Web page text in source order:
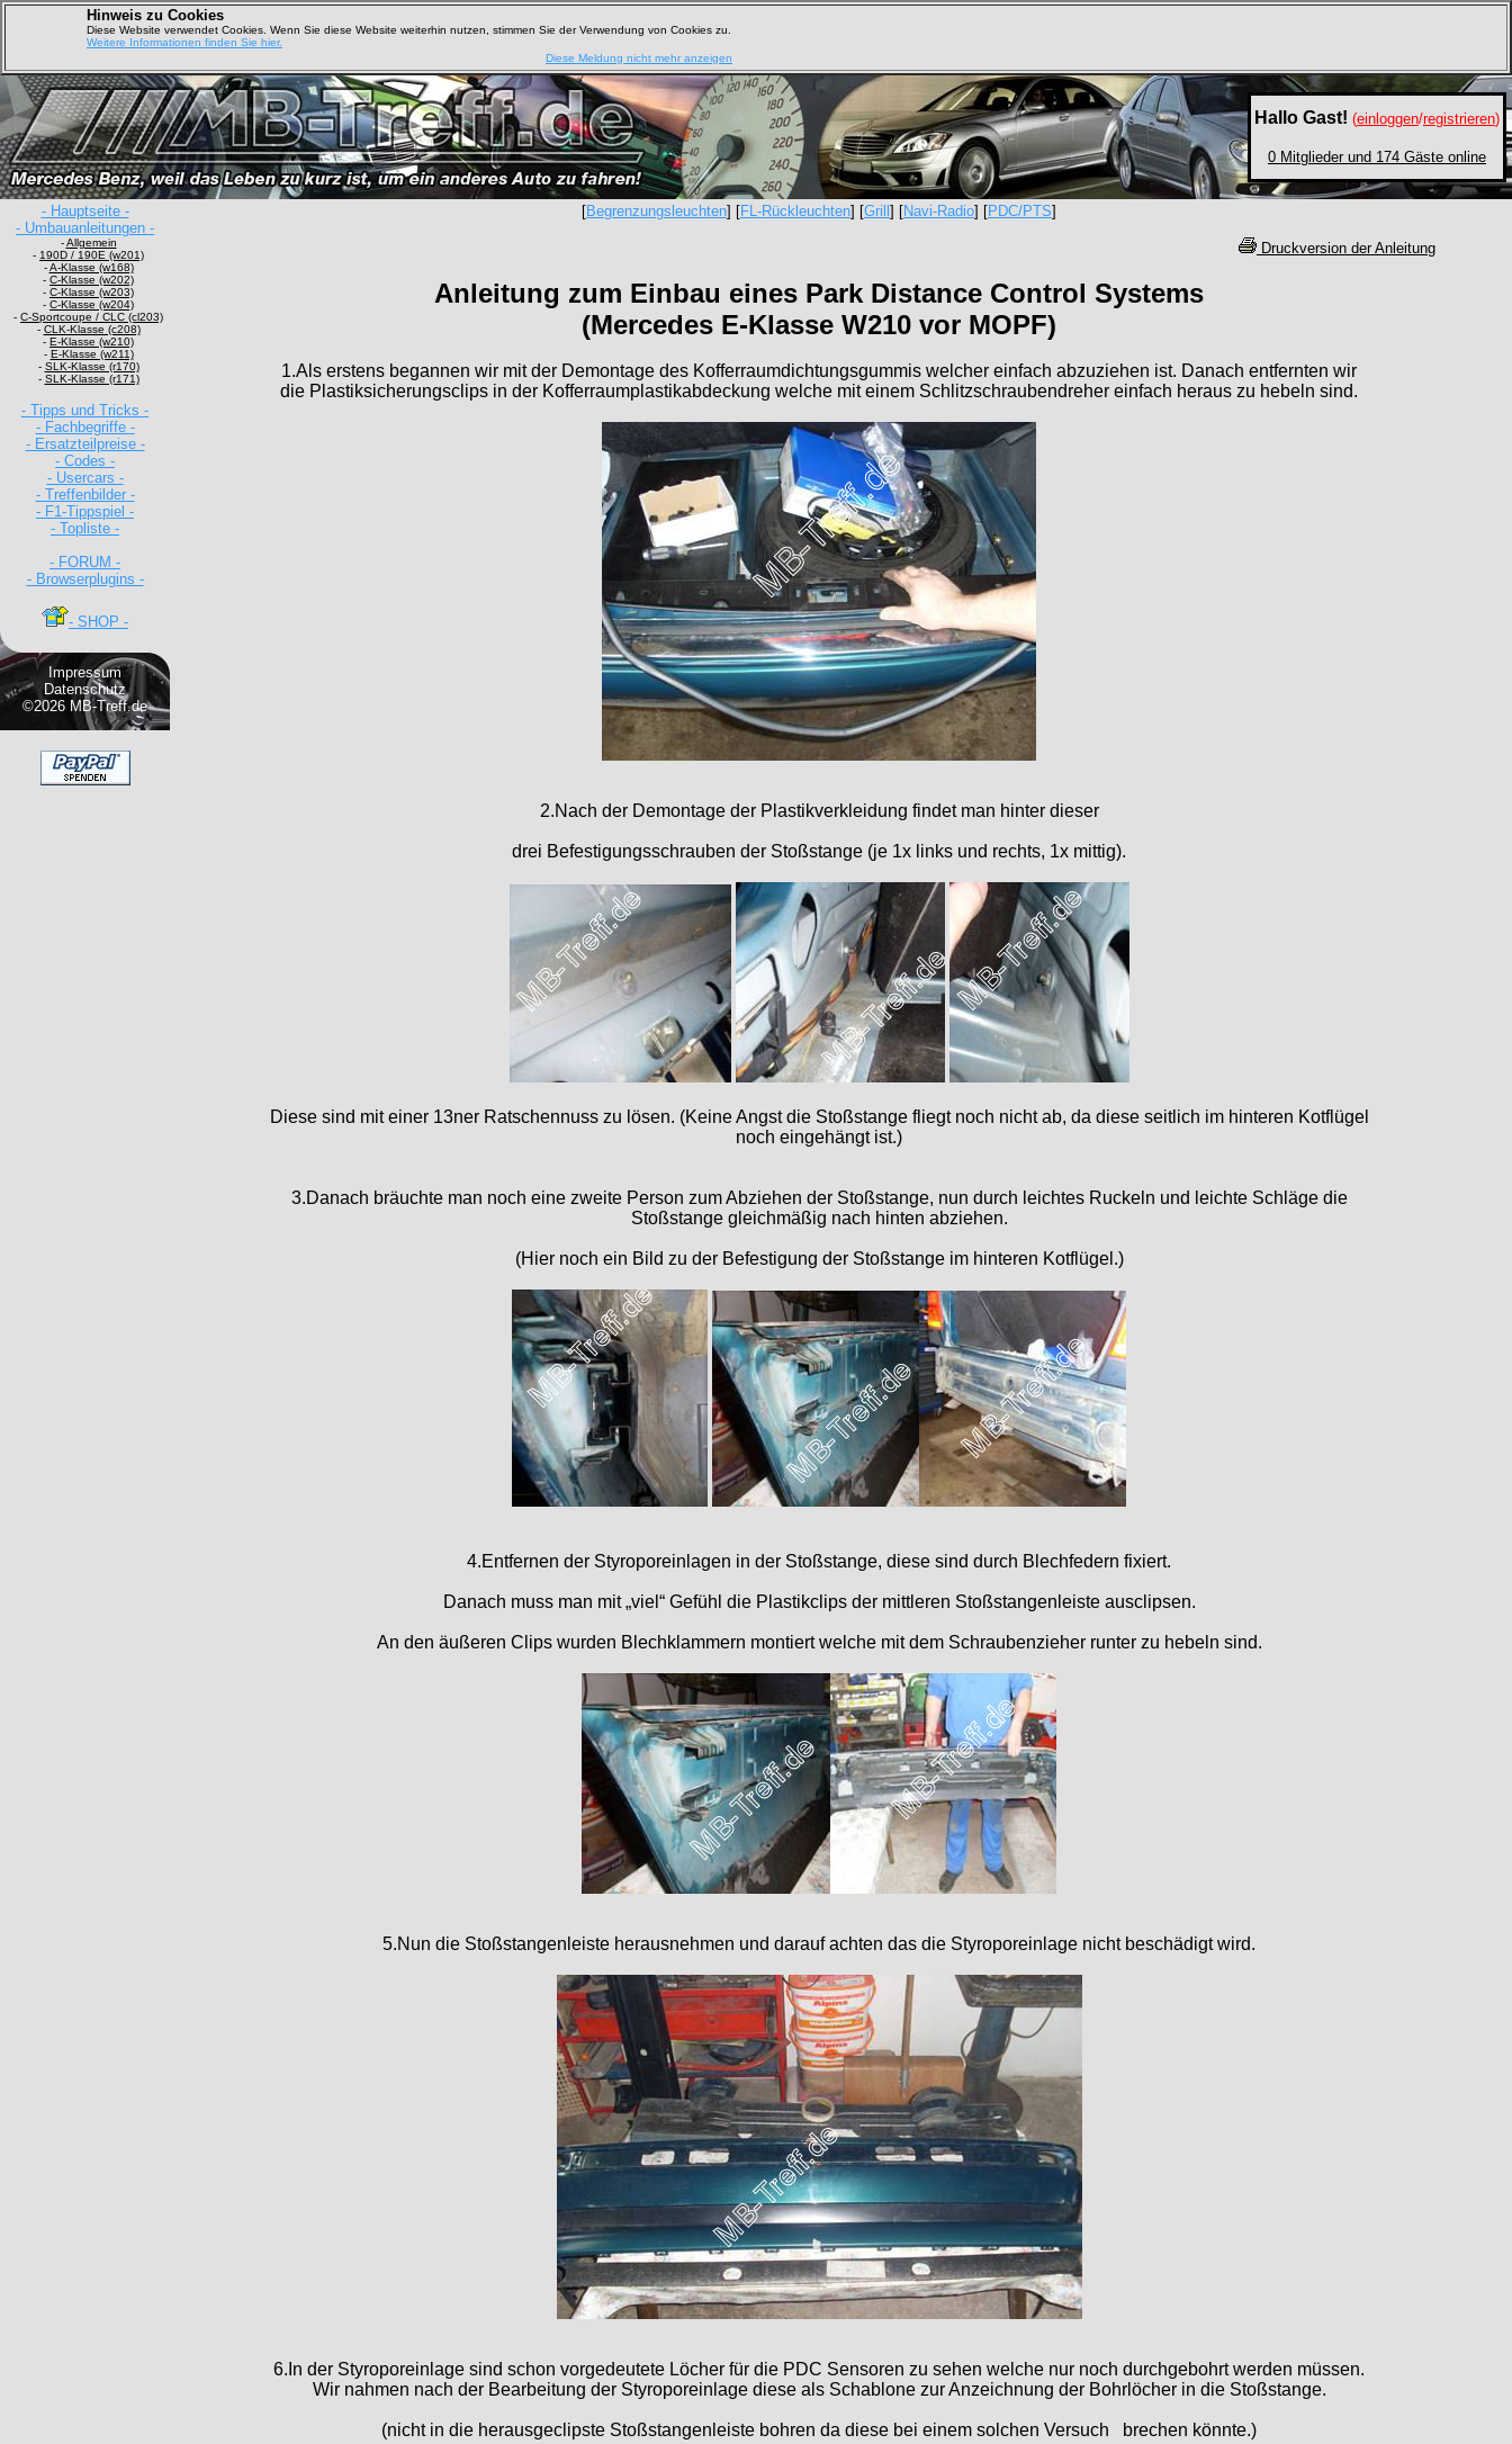
Hinweis zu Cookies
Diese Website verwendet Cookies. Wenn Sie diese Website weiterhin nutzen, stimmen Sie der Verwendung von Cookies zu.
Weitere Informationen finden Sie hier.
Diese Meldung nicht mehr anzeigen
Hallo Gast! (einloggen/registrieren)
0 Mitglieder und 174 Gäste online
- Hauptseite -
- Umbauanleitungen -
-Allgemein
- 190D / 190E (w201)
-A-Klasse (w168)
- C-Klasse (w202)
- C-Klasse (w203)
- C-Klasse (w204)
- C-Sportcoupe / CLC (cl203)
- CLK-Klasse (c208)
- E-Klasse (w210)
- E-Klasse (w211)
- SLK-Klasse (r170)
- SLK-Klasse (r171)
- Tipps und Tricks -
- Fachbegriffe -
- Ersatzteilpreise -
- Codes -
- Usercars -
- Treffenbilder -
- F1-Tippspiel -
- Topliste -
- FORUM -
- Browserplugins -
- SHOP -
Impressum
Datenschutz
©2026 MB-Treff.de
[Begrenzungsleuchten] [FL-Rückleuchten] [Grill ] [Navi-Radio] [PDC/PTS]
Druckversion der Anleitung
Anleitung zum Einbau eines Park Distance Control Systems
(Mercedes E-Klasse W210 vor MOPF)
1.Als erstens begannen wir mit der Demontage des Kofferraumdichtungsgummis welcher einfach abzuziehen ist. Danach entfernten wir
die Plastiksicherungsclips in der Kofferraumplastikabdeckung welche mit einem Schlitzschraubendreher einfach heraus zu hebeln sind.
2.Nach der Demontage der Plastikverkleidung findet man hinter dieser
drei Befestigungsschrauben der Stoßstange (je 1x links und rechts, 1x mittig).
Diese sind mit einer 13ner Ratschennuss zu lösen. (Keine Angst die Stoßstange fliegt noch nicht ab, da diese seitlich im hinteren Kotflügel
noch eingehängt ist.)
3.Danach bräuchte man noch eine zweite Person zum Abziehen der Stoßstange, nun durch leichtes Ruckeln und leichte Schläge die
Stoßstange gleichmäßig nach hinten abziehen.
(Hier noch ein Bild zu der Befestigung der Stoßstange im hinteren Kotflügel.)
4.Entfernen der Styroporeinlagen in der Stoßstange, diese sind durch Blechfedern fixiert.
Danach muss man mit „viel“ Gefühl die Plastikclips der mittleren Stoßstangenleiste ausclipsen.
An den äußeren Clips wurden Blechklammern montiert welche mit dem Schraubenzieher runter zu hebeln sind.
5.Nun die Stoßstangenleiste herausnehmen und darauf achten das die Styroporeinlage nicht beschädigt wird.
6.In der Styroporeinlage sind schon vorgedeutete Löcher für die PDC Sensoren zu sehen welche nur noch durchgebohrt werden müssen.
Wir nahmen nach der Bearbeitung der Styroporeinlage diese als Schablone zur Anzeichnung der Bohrlöcher in die Stoßstange.
(nicht in die herausgeclipste Stoßstangenleiste bohren da diese bei einem solchen Versuch brechen könnte.)